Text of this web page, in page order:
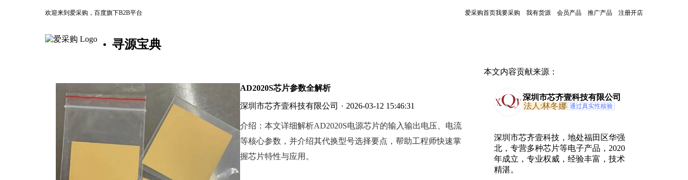
欢迎来到爱采购，百度旗下B2B平台 爱采购首页我要采购 我有货源 会员产品 推广产品 注册开店
寻源宝典
AD2020S芯片参数全解析
深圳市芯齐壹科技有限公司 · 2026-03-12 15:46:31
介绍： 本文详细解析AD2020S电源芯片的输入输出电压、电流
等核心参数，并介绍其代换型号选择要点，帮助工程师快速掌
握芯片特性与应用。
本文内容贡献来源：
深圳市芯齐壹科技有限公司
法人:林冬娜 通过真实性核验
深圳市芯齐壹科技，地处福田区华强
北，专营多种芯片等电子产品，2020
年成立，专业权威，经验丰富，技术
精湛。